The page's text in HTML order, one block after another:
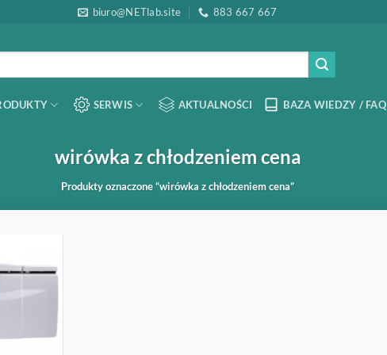
biuro@NETlab.site 883 667 667
SERWIS AKTUALNOŚCI BAZA WIEDZY / FAQ
wirówka z chłodzeniem cena
Produkty oznaczone “wirówka z chłodzeniem cena”
OBSERWUJ